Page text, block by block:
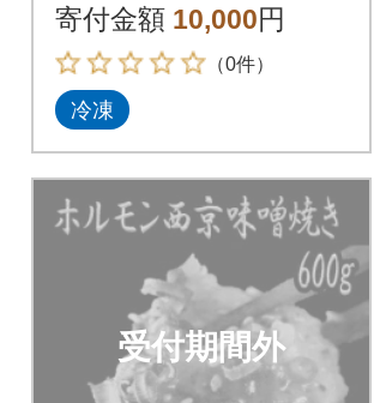
寄付金額 10,000円
（0件）
冷凍
受付期間外